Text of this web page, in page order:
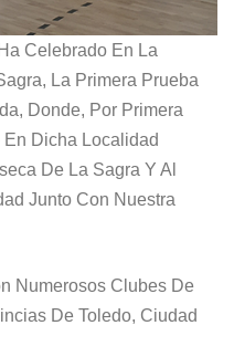
Celebrado En La
La Primera Prueba
Donde, Por Primera
Dicha Localidad
De La Sagra Y Al
Junto Con Nuestra
Numerosos Clubes De
De Toledo, Ciudad